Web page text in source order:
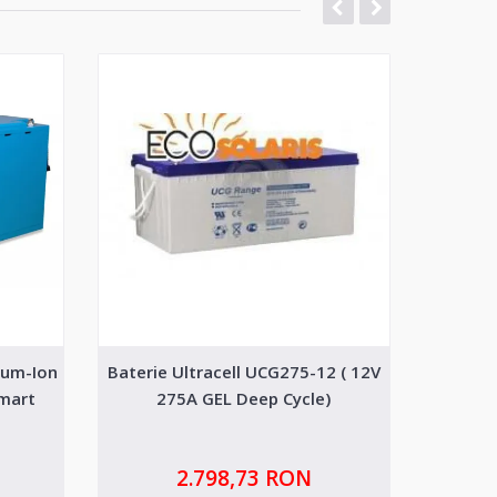
Ion
Baterie Ultracell UCG275-12 ( 12V
275A GEL Deep Cycle)
2.798,73 RON